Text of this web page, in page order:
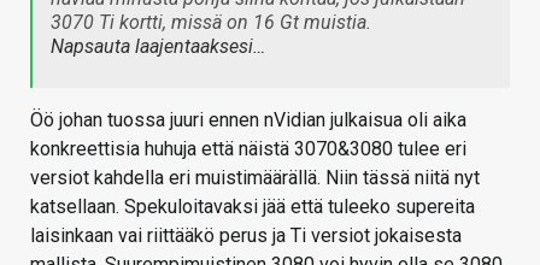
3070 Ti kortti, missä on 16 Gt muistia.
Napsauta laajentaaksesi…
Öö johan tuossa juuri ennen nVidian julkaisua oli aika
konkreettisia huhuja että näistä 3070&3080 tulee eri
versiot kahdella eri muistimäärällä. Niin tässä niitä nyt
katsellaan. Spekuloitavaksi jää että tuleeko supereita
laisinkaan vai riittääkö perus ja Ti versiot jokaisesta